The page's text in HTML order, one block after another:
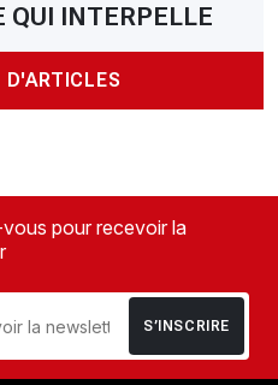
QUI INTERPELLE
pour recevoir la
S’INSCRIRE